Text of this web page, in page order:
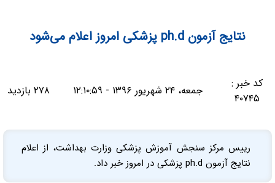
نتایج آزمون ph.d پزشکی امروز اعلام می‌شود
کد خبر :
۴۰۷۴۵
جمعه، ۲۴ شهریور ۱۳۹۶ - ۱۲:۱۰:۵۹ ۲۷۸ بازدید
رییس مرکز سنجش آموزش پزشکی وزارت بهداشت، از اعلام
نتایج آزمون ph.d پزشکی در امروز خبر داد.